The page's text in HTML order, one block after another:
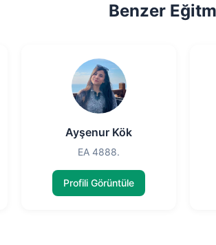
Benzer
Ayşenur Kök
EA 4888.
Profili Görüntüle